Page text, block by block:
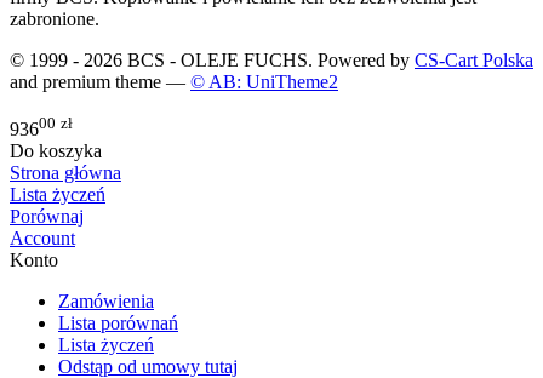
zabronione.
© 1999 - 2026 BCS - OLEJE FUCHS. Powered by CS-Cart Polska
and premium theme — © AB: UniTheme2
93600 zł
Do koszyka
Strona główna
Lista życzeń
Porównaj
Account
Konto
Zamówienia
Lista porównań
Lista życzeń
Odstąp od umowy tutaj